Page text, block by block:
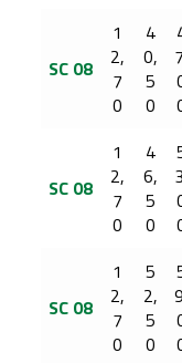
SC 08
1
2,
7
0
4
0,
5
0
SC 08
1
2,
7
0
4
6,
5
0
SC 08
1
2,
7
0
5
2,
5
0